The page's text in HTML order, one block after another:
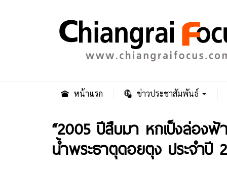
หน้าแรก ข่าวประชาสัมพันธ์
“2005 ปีสืบมา หกเป็งล่องฟ้
น้ำพระธาตุดอยตุง ประจำปี